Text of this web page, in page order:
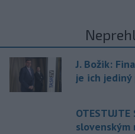
J. Božik:
je ich jediný
slovenským